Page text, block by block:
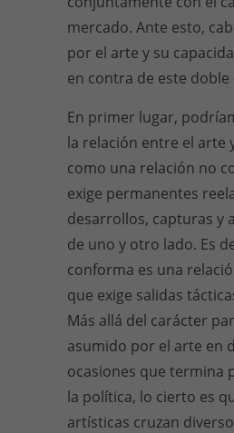
mercado. Ante esto,
por el arte y su
en contra de este
En primer lugar,
la relación entre el arte
como una relación no
exige permanentes
desarrollos, capturas y
de uno y otro lado. Es
conforma es una
que exige salidas
Más allá del carácter
asumido por el arte en
ocasiones que termina
la política, lo cierto es
artísticas cruzan